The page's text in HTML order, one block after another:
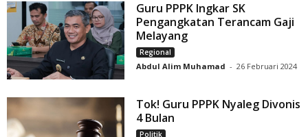
Guru PPPK Ingkar SK
Pengangkatan Terancam Gaji
Melayang
Regional
Abdul Alim Muhamad - 26 Februari 2024
Tok! Guru PPPK Nyaleg Divonis
4 Bulan
Politik